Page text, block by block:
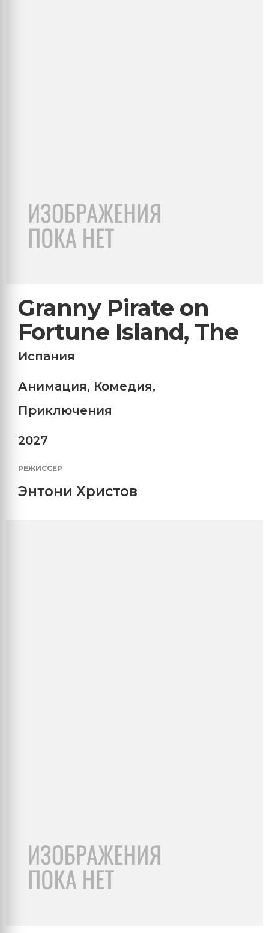
Granny Pirate on
Fortune Island, The
Испания
Анимация, Комедия,
Приключения
2027
РЕЖИССЕР
Энтони Христов